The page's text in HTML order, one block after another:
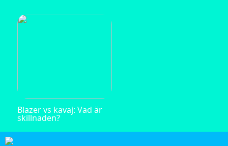
Blazer vs kavaj: Vad är
skillnaden?